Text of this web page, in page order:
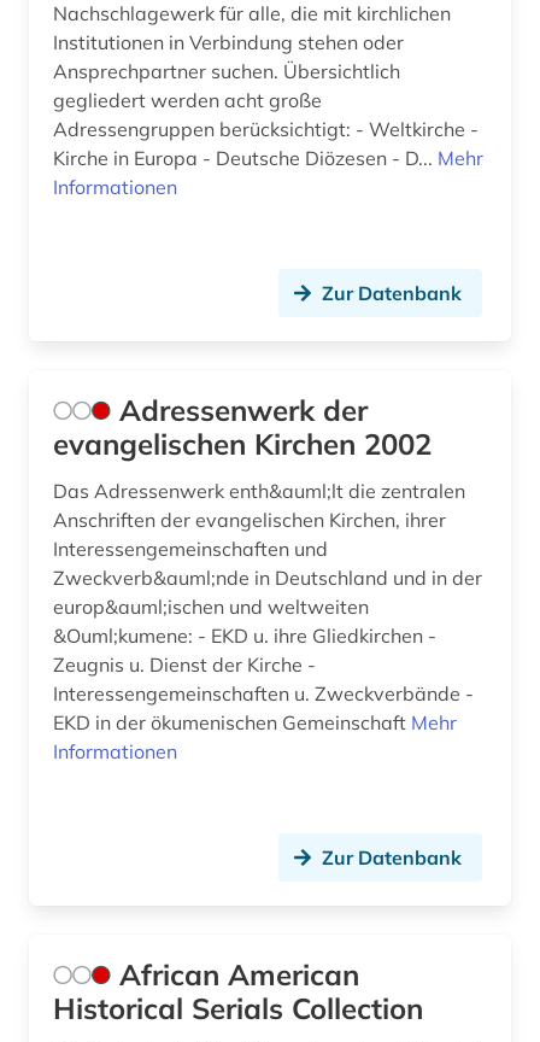
entdeckung (1)
entscheidung (1)
entwicklungspolitik (1)
erkenntnistheorie (1)
ernährung (1)
erwachsenenkatechismus (1)
erzdiözese salzburg (1)
erziehungswissenschaft (1)
eugenio pacelli (1)
europa (4)
Nachschlagewerk für alle, die mit kirchlichen
Institutionen in Verbindung stehen oder
Ansprechpartner suchen. Übersichtlich
gegliedert werden acht große
Adressengruppen berücksichtigt: - Weltkirche -
Kirche in Europa - Deutsche Diözesen - D... Mehr
Informationen
Zur Datenbank
Adressenwerk der
evangelischen Kirchen 2002
Das Adressenwerk enth&auml;lt die zentralen
Anschriften der evangelischen Kirchen, ihrer
Interessengemeinschaften und
Zweckverb&auml;nde in Deutschland und in der
europ&auml;ischen und weltweiten
&Ouml;kumene: - EKD u. ihre Gliedkirchen -
Zeugnis u. Dienst der Kirche -
Interessengemeinschaften u. Zweckverbände -
EKD in der ökumenischen Gemeinschaft Mehr
Informationen
Zur Datenbank
African American
Historical Serials Collection